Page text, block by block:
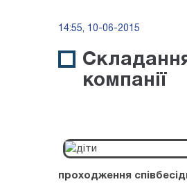
14:55, 10-06-2015
компанії
проходження